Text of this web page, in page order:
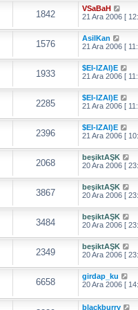
1842
VSaBaH
21 Ara 2006 [
1576
AsilKan
21 Ara 2006 [
1933
$EI-IZAI)E
21 Ara 2006 [
2285
$EI-IZAI)E
21 Ara 2006 [
2396
$EI-IZAI)E
21 Ara 2006 [
2068
beşiktAŞK
20 Ara 2006 [
3867
beşiktAŞK
20 Ara 2006 [
3484
beşiktAŞK
20 Ara 2006 [
2349
beşiktAŞK
20 Ara 2006 [
6658
girdap_ku
20 Ara 2006 [
blackburry